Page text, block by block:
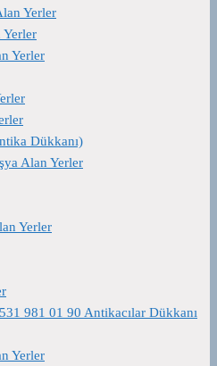
Yerler
Yerler
Yerler
Dükkanı)
Alan Yerler
Yerler
981 01 90 Antikacılar Dükkanı
Yerler